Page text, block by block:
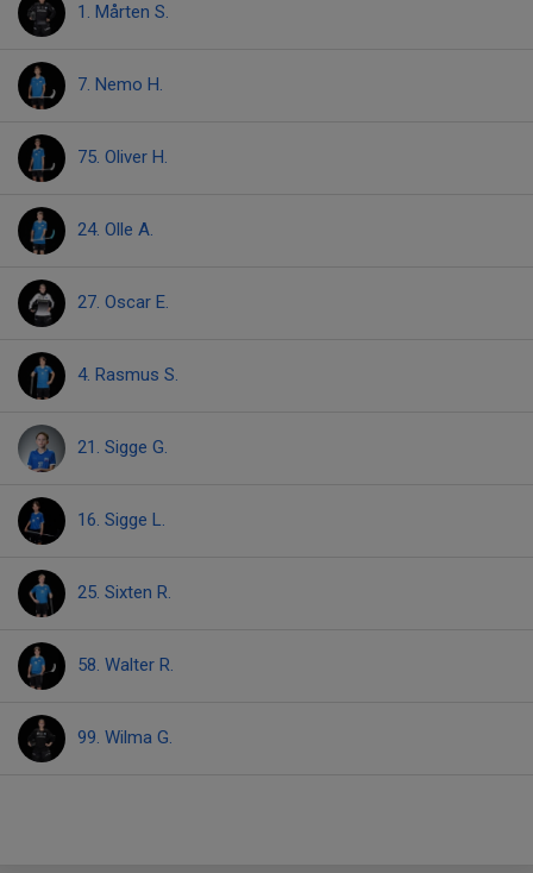
1. Mårten S.
7. Nemo H.
75. Oliver H.
24. Olle A.
27. Oscar E.
4. Rasmus S.
21. Sigge G.
16. Sigge L.
25. Sixten R.
58. Walter R.
99. Wilma G.